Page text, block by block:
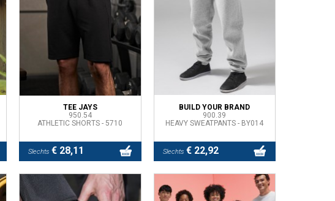
TEE JAYS
950.54
ATHLETIC SHORTS - 5710
Slechts € 28,11
BUILD YOUR BRAND
900.39
HEAVY SWEATPANTS - BY014
Slechts€ 22,92